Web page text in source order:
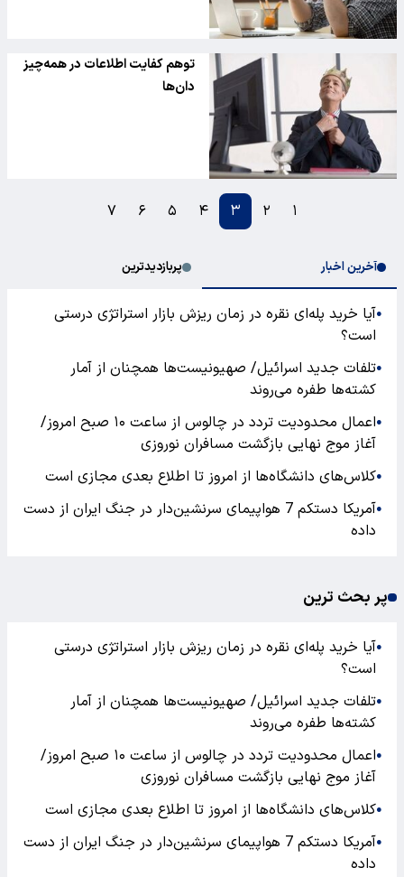
توهم کفایت اطلاعات در همه‌چیز
دان‌ها
۱ ۲ ۳ ۴ ۵ ۶ ۷
آخرین اخبار پربازدیدترین
●آیا خرید پله‌ای نقره در زمان ریزش بازار استراتژی درستی
است؟
●تلفات جدید اسرائیل/ صهیونیست‌ها همچنان از آمار
کشته‌ها طفره می‌روند
●
اعمال محدودیت تردد در چالوس از ساعت ۱۰ صبح امروز/
آغاز موج نهایی بازگشت مسافران نوروزی
●کلاس‌های دانشگاه‌ها از امروز تا اطلاع بعدی مجازی است
●
آمریکا دستکم 7 هواپیمای سرنشین‌دار در جنگ ایران از دست
داده
پر بحث ترین
●آیا خرید پله‌ای نقره در زمان ریزش بازار استراتژی درستی
است؟
●تلفات جدید اسرائیل/ صهیونیست‌ها همچنان از آمار
کشته‌ها طفره می‌روند
●
اعمال محدودیت تردد در چالوس از ساعت ۱۰ صبح امروز/
آغاز موج نهایی بازگشت مسافران نوروزی
●کلاس‌های دانشگاه‌ها از امروز تا اطلاع بعدی مجازی است
●
آمریکا دستکم 7 هواپیمای سرنشین‌دار در جنگ ایران از دست
داده